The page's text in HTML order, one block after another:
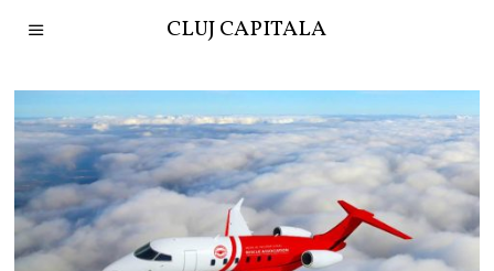
CLUJ CAPITALA